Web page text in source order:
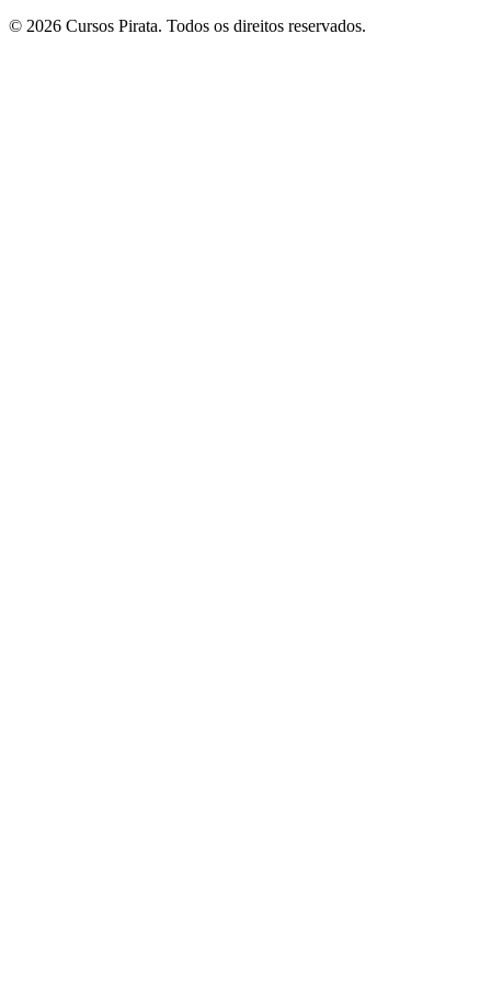
© 2026 Cursos Pirata. Todos os direitos reservados.